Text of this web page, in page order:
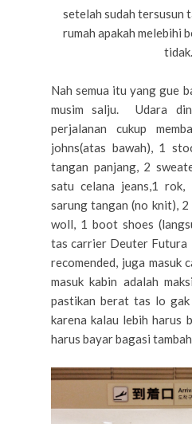
setelah sudah tersusun
rumah apakah melebihi
tidak.
Nah semua itu yang gue
musim salju. Udara
perjalanan cukup
johns(atas bawah), 1
tangan panjang, 2
satu celana jeans,1
sarung tangan (no knit), 2
woll, 1 boot shoes
tas carrier Deuter
recomended, juga masuk
masuk kabin adalah
pastikan berat tas lo
karena kalau lebih harus
harus bayar bagasi